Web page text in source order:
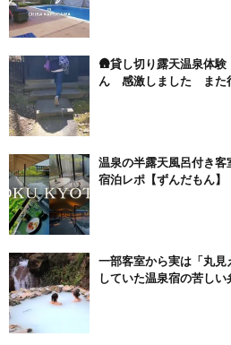
🛖貸し切り露天温泉体
ん 感激しました また
温泉の半露天風呂付き
宿泊レポ【ずんだもん】
一部客室から実は「丸
していた温泉宿の苦しい